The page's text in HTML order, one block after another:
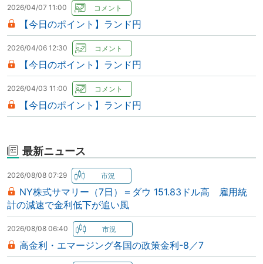
2026/04/07 11:00
【今日のポイント】ランド円
2026/04/06 12:30
【今日のポイント】ランド円
2026/04/03 11:00
【今日のポイント】ランド円
最新ニュース
2026/08/08 07:29
NY株式サマリー（7日）＝ダウ 151.83ドル高 雇用統
計の減速で金利低下が追い風
2026/08/08 06:40
高金利・エマージング各国の政策金利-8／7